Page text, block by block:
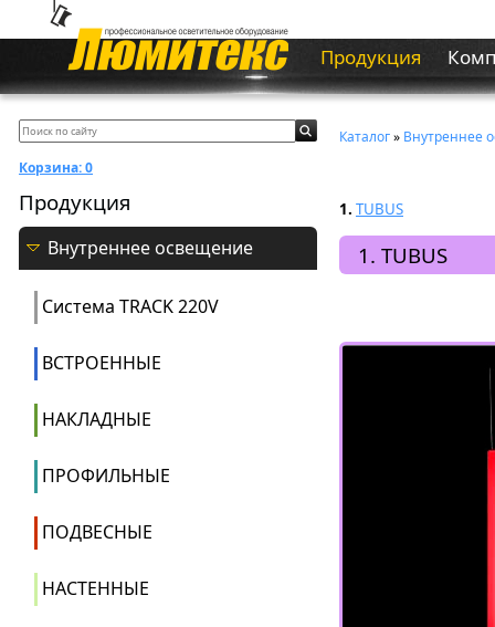
Продукция
Корзина:0
Продукция
Внутреннее освещение
Система ТRACK 220V
ВСТРОЕННЫЕ
НАКЛАДНЫЕ
ПРОФИЛЬНЫЕ
ПОДВЕСНЫЕ
НАСТЕННЫЕ
Каталог» Внутреннее
1. TUBUS
1. TUBUS